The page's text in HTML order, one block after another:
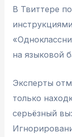
В Твиттере
на языковой
Эксперты
только
серьёзный